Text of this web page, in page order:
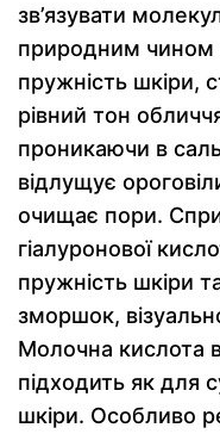
зв’язувати
природним чином
пружність шкіри,
рівний тон
проникаючи в
відлущує
очищає пори.
гіалуронової
пружність шкіри
зморшок,
Молочна кислота
підходить як для
шкіри. Особливо